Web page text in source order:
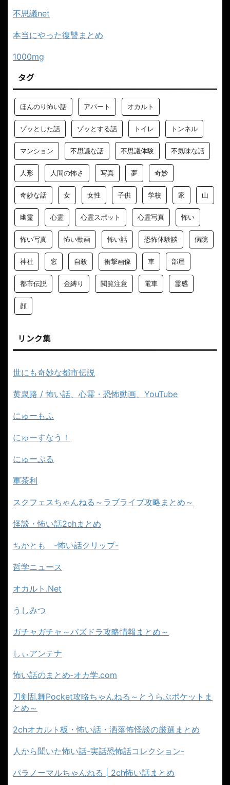
不思議net
本当にやった復讐まとめ
1000mg
タグ
ほんのり怖い話 アパート オカルト
ゾッとした話 ゾッとする話 トイレ トンネル
マンション 不思議な話 不思議体験 不気味な話
人形 人間の怖さ 写真 夢 奇妙
奇妙な話 女 女性 子供 学校 家 山
幽霊 心霊 心霊スポット 心霊写真 怖い
怖い写真 怖い動画 怖い話 恐怖体験談 病院
神社 窓 自殺 衝撃画像 車 部屋
都市伝説 金縛り 閲覧注意 電車 霊感
顔
リンク集
世にも奇妙な都市伝説
黄泉路 / 怖い話、心霊・恐怖動画、YouTube
にゅーもふ
にゅーすなう！
にゅーぷる
軍茶利
スクフェスちゃんねる～ラブライブ攻略まとめ～
怪談・怖い話2chまとめ
ちかとも -怖い話クリップ-
哲学ニュース
オカルト.Net
うしみつ
ガチャガチャ～パズドラ攻略情報まとめ～
しぃアンテナ
怖い話のまとめ‐オカ学.com
刀剣乱舞Pocket攻略ちゃんねる～とうらぶポケットま
とめ～
2chオカルト板・怖い話・洒落怖怪談の厳選まとめ
人から聞いた怖い話-実話恐怖話コレクション-
パラノーマルちゃんねる | 2ch怖い話まとめ